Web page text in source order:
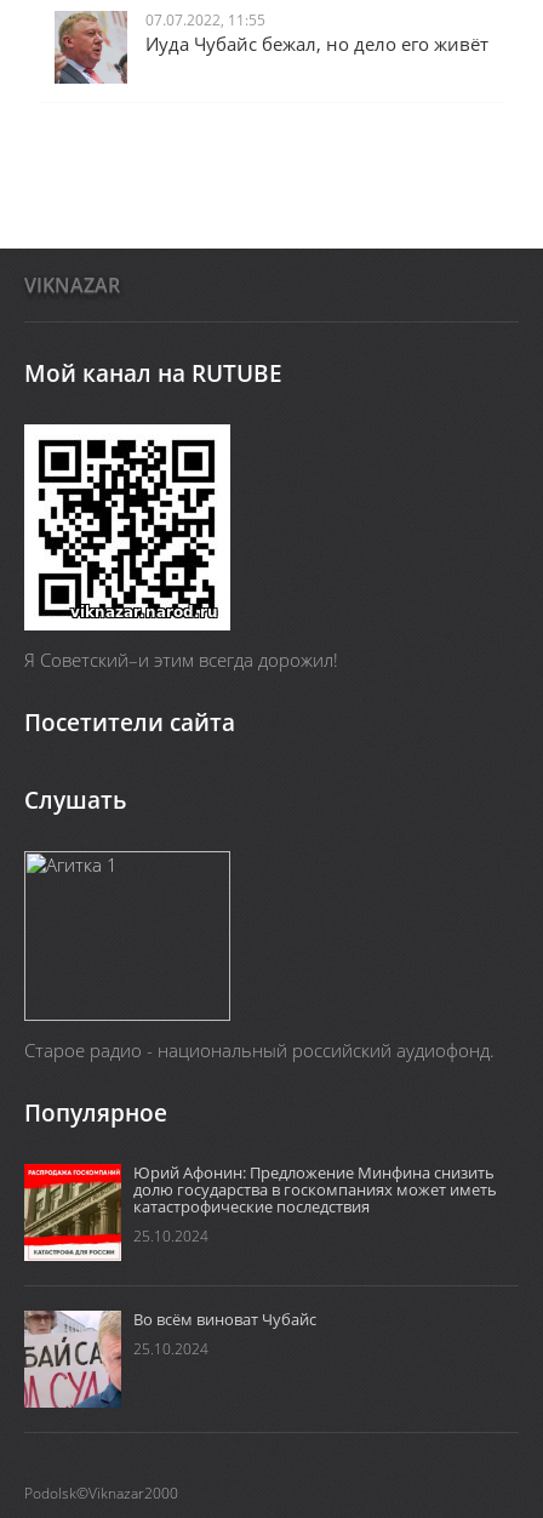
07.07.2022, 11:55
Иуда Чубайс бежал, но дело его живёт
VIKNAZAR
Мой канал на RUTUBE
Я Cоветский–и этим всегда дорожил!
Посетители сайта
Слушать
Старое радио - национальный российский аудиофонд.
Популярное
Юрий Афонин: Предложение Минфина снизить
долю государства в госкомпаниях может иметь
катастрофические последствия
25.10.2024
Во всём виноват Чубайс
25.10.2024
Podolsk©Viknazar2000